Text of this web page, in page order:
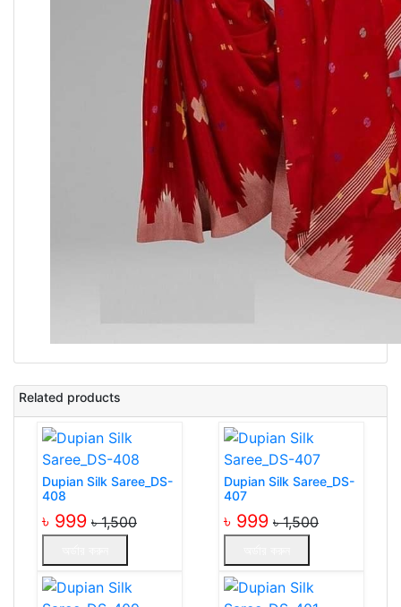
Related products
Dupian Silk Saree_DS-
408
৳ 999 ৳ 1,500
Dupian Silk Saree_DS-
407
৳ 999 ৳ 1,500